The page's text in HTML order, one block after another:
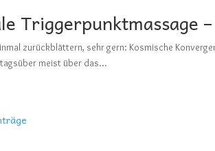
Triggerpunktmassage
zurückblättern, sehr gern: Kosmische
meist über das...